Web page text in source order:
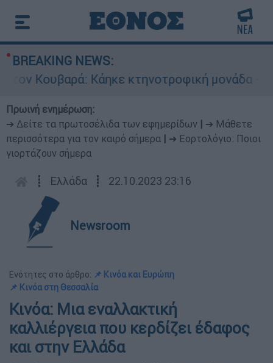
BREAKING NEWS:
Κάηκε κτηνοτροφική μονάδα -
Πρωινή ενημέρωση:
➔ Δείτε τα πρωτοσέλιδα των εφημερίδων
➔ Μάθετε
περισσότερα για τον καιρό σήμερα
➔ Εορτολόγιο: Ποιοι
γιορτάζουν σήμερα
┋ Ελλάδα ┋ 22.10.2023 23:16
Newsroom
Ενότητες στο άρθρο: 📌 Κινόα και Ευρώπη
📌 Κινόα στη Θεσσαλία
Κινόα: Μια εναλλακτική
καλλιέργεια που κερδίζει έδαφος
και στην Ελλάδα